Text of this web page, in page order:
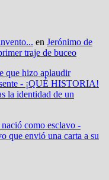
en Jerónimo de
traje de buceo
que hizo aplaudir
- ¡QUÉ HISTORIA!
la identidad de un
como esclavo -
que envió una carta a su